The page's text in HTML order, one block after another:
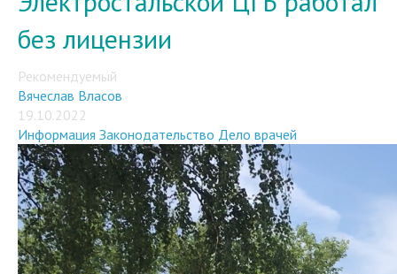
без лицензии
Рекомендуемый
Вячеслав Власов
19.10.2022
Информация